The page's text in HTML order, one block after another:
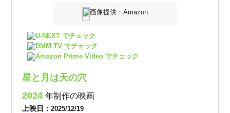
画像提供：Amazon
U-NEXT でチェック
DMM TV でチェック
Amazon Prime Video でチェック
星と月は天の穴
2024年制作の映画
上映日：2025/12/19